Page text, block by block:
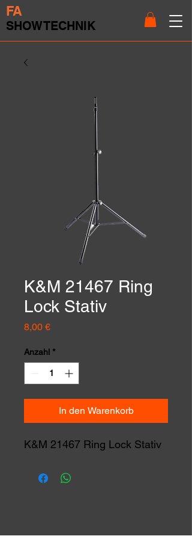
FA
SHOWTECHNIK
K&M 21467 Ring
Lock Stativ
8,00 €Preis
Anzahl *
In den Warenkorb
K&M 21467 Ring Lock Stativ